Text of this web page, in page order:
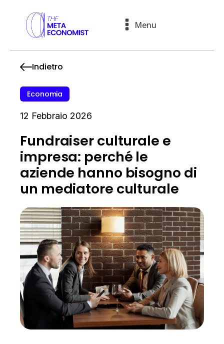
Menu
Indietro
Economia
12 Febbraio 2026
Fundraiser culturale e
impresa: perché le
aziende hanno bisogno di
un mediatore culturale